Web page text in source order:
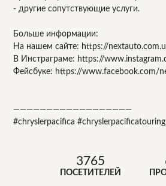
- другие сопутствующие услуги.
Больше информации:
На нашем сайте: https://
В Инстраграме: https://
Фейсбуке: https://www.facebook.com/
——————————————————
#chryslerpacifica #chryslerpacificatouring
3765
ПОСЕТИТЕЛЕЙ